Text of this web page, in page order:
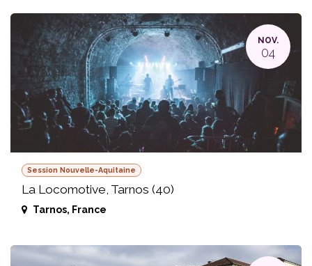
NOV.
04
Session Nouvelle-Aquitaine
La Locomotive, Tarnos (40)
Tarnos, France